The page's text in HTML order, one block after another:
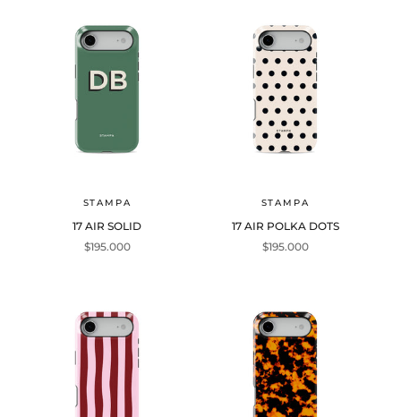
STAMPA
17 AIR SOLID
Precio de oferta
$195.000
STAMPA
17 AIR POLKA DOTS
Precio de oferta
$195.000